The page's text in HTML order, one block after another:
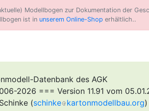
Modellbogen zur Dokumentation der
ist in unserem Online-Shop erhältlich..
Datenbank des AGK
2026 === Version 11.91 vom
(schinke kartonmodellbau.org)